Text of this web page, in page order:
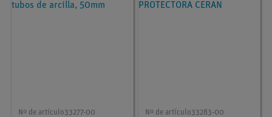
Nº de artículo33277-00 Nº de artículo33283-00